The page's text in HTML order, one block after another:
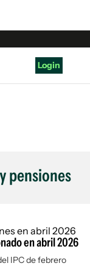
Login
pensiones
en abril 2026
IPC de febrero